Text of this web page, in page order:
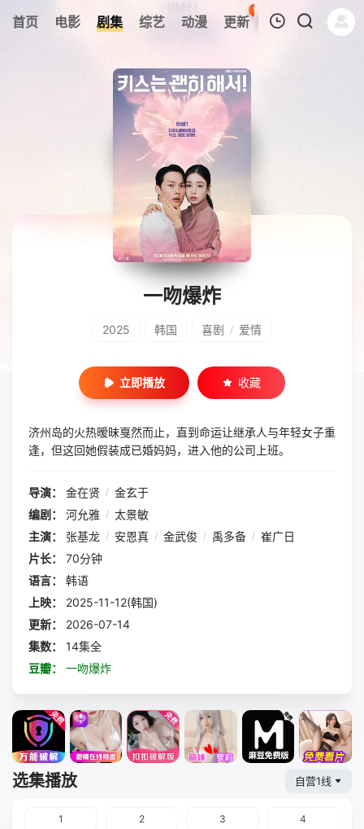
首页 电影 剧集 综艺 动漫 更新
92
热榜 APP
暂无观看影片的记录
一吻爆炸
2025 韩国 喜剧 / 爱情
立即播放 收藏
济州岛的火热暧昧戛然而止，直到命运让继承人与年轻女子重
逢，但这回她假装成已婚妈妈，进入他的公司上班。
导演： 金在贤 / 金玄于
编剧：
河允雅 / 太景敏
主演：
张基龙 / 安恩真 / 金武俊 / 禹多备 / 崔广日
片长：
70分钟
语言：
韩语
上映：
2025-11-12(韩国)
更新：
2026-07-14
集数：
14集全
豆瓣：
一吻爆炸
选集播放 自营1线
1 2 3 4